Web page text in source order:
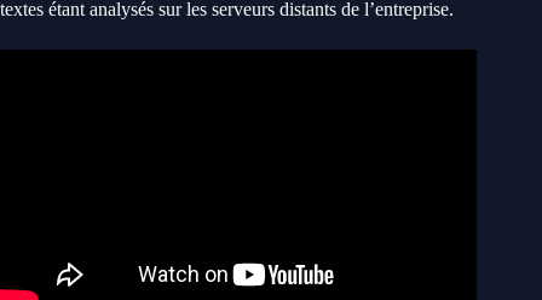
textes étant analysés sur les serveurs distants de l’entreprise.